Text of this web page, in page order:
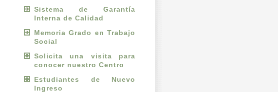
Sistema de Garantía
Interna de Calidad
Memoria Grado en Trabajo
Social
Solicita una visita para
conocer nuestro Centro
Estudiantes de Nuevo
Ingreso